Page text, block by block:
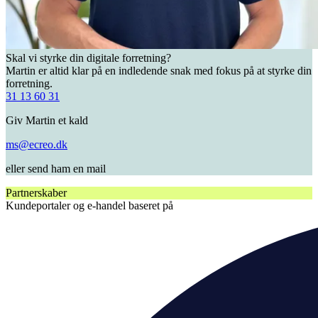
Skal vi styrke din digitale forretning?
Martin er altid klar på en indledende snak med fokus på at styrke din
forretning.
31 13 60 31
Giv Martin et kald
ms@ecreo.dk
eller send ham en mail
Partnerskaber
Kundeportaler og e-handel baseret på